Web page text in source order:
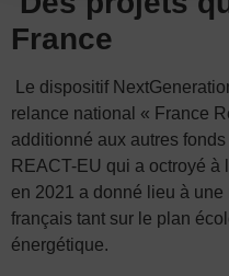
France
Le dispositif
relance national « France
additionné aux autres
REACT-EU qui a octroyé à
en 2021 a donné lieu à
français tant sur le plan
énergétique.